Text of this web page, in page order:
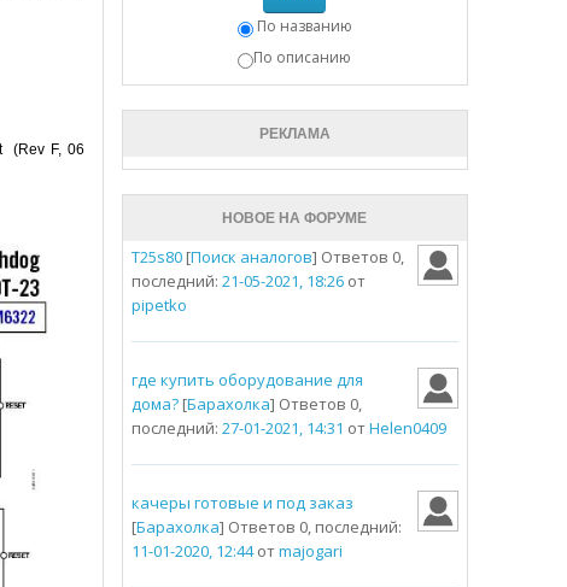
(Rev F, 06
По названию
По описанию
РЕКЛАМА
НОВОЕ НА ФОРУМЕ
T25s80[Поиск аналогов] Ответов 0,
последний: 21-05-2021, 18:26от
pipetko
где купить оборудование для
дома?[Барахолка] Ответов 0,
последний: 27-01-2021, 14:31 отHelen0409
качеры готовые и под заказ
[Барахолка] Ответов 0, последний:
11-01-2020, 12:44отmajogari